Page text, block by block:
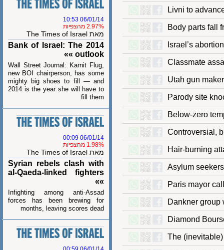
Livni to
Body parts
Israel’s
Classmate
Utah gun
Parody site
Below-zero
Hair-
Asylum
Paris mayor
Dankner
Diamond
The
06/01/14 10:53
2.97% מהצפיות
מאת The Times of Israel
Bank of Israel: The 2014
outlook »»
Wall Street Journal: Karnit Flug,
new BOI chairperson, has some
mighty big shoes to fill — and
2014 is the year she will have to
fill them
06/01/14 00:09
1.98% מהצפיות
מאת The Times of Israel
Syrian rebels clash with
al-Qaeda-linked fighters
Infighting among anti-Assad
forces has been brewing for
months, leaving scores dead